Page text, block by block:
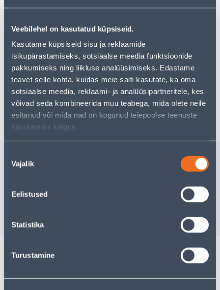
Veebilehel on kasutatud küpsiseid.
Kasutame küpsiseid sisu ja reklaamide
isikupärastamiseks, sotsiaalse meedia funktsioonide
pakkumiseks ning liikluse analüüsimiseks. Edastame
teavet selle kohta, kuidas meie saiti kasutate, ka oma
sotsiaalse meedia, reklaami- ja analüüsipartneritele, kes
võivad seda kombineerida muu teabega, mida olete neile
esitanud või mida nad on kogunud teiepoolse teenuste
kasutamise käigus.
valik
Vajalik
Eelistused
Statistika
Turustamine
pakume suurepäraseid alternatiive samast
pakkuda!
Teie ostlemisrõõm ei pea aga siin lõppema - oma
uurimistööd saate jätkata, naastesavalehele
kasutades meie võimsat otsingufunktsiooni, et leida
veelgi meelepärasemad valikuid. Head ostlemist!
Tarne pole võimalik
4.92 €
sisselogitud